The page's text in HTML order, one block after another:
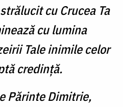
cu Crucea Ta
cu lumina
Tale inimile celor
credinţă.
Părinte Dimitrie,